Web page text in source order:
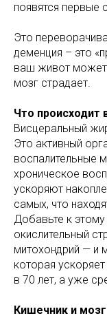
появятся первые
Это
деменция – это
ваш живот может
мозг страдает.
Что происходит
Висцеральный
Это активный
воспалительные
хроническое
ускоряют
самых, что
Добавьте к этому
окислительный
митохондрий — и
которая
в 70 лет, а уже
Кишечник и